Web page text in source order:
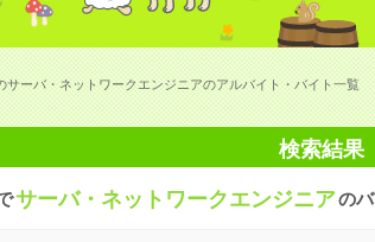
サーバ・ネットワークエンジニアのアルバイト・バイト一覧
検索結果
サーバ・ネットワークエンジニアの